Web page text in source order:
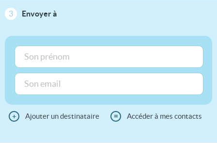
3 Envoyer à
+ Ajouter un destinataire ≡ Accéder à mes contacts